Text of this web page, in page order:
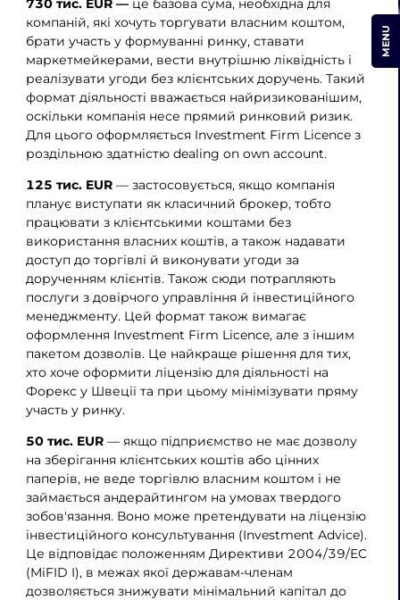
730 тис. EUR —це базова сума, необхідна для
компаній, які хочуть торгувати власним коштом,
брати участь у формуванні ринку, ставати
маркетмейкерами, вести внутрішню ліквідність і
реалізувати угоди без клієнтських доручень. Такий
формат діяльності вважається найризикованішим,
оскільки компанія несе прямий ринковий ризик.
Для цього оформляється Investment Firm Licence з
роздільною здатністю dealing on own account.
125 тис. EUR— застосовується, якщо компанія
планує виступати як класичний брокер, тобто
працювати з клієнтськими коштами без
використання власних коштів, а також надавати
доступ до торгівлі й виконувати угоди за
дорученням клієнтів. Також сюди потрапляють
послуги з довірчого управління й інвестиційного
менеджменту. Цей формат також вимагає
оформлення Investment Firm Licence, але з іншим
пакетом дозволів. Це найкраще рішення для тих,
хто хоче оформити ліцензію для діяльності на
Форекс у Швеції та при цьому мінімізувати пряму
участь у ринку.
50 тис. EUR — якщо підприємство не має дозволу
на зберігання клієнтських коштів або цінних
паперів, не веде торгівлю власним коштом і не
займається андерайтингом на умовах твердого
зобов'язання. Воно може претендувати на ліцензію
інвестиційного консультування (Investment Advice).
Це відповідає положенням Директиви 2004/39/EC
(MiFID I), в межах якої державам-членам
дозволяється знижувати мінімальний капітал до
MENU